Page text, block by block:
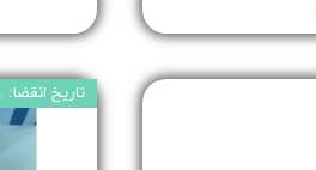
تاریخ انقضا: 2025/11